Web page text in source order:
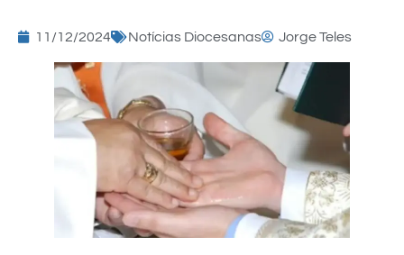
11/12/2024 Notícias Diocesanas Jorge Teles